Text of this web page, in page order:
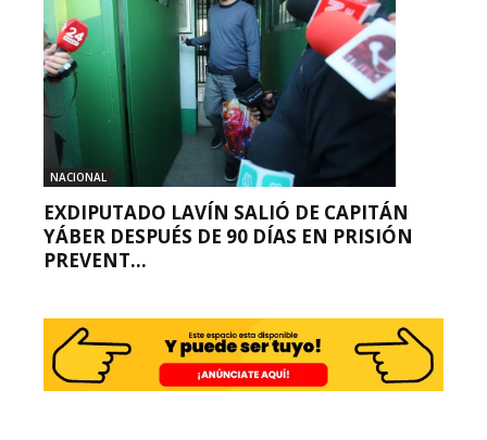
NACIONAL
EXDIPUTADO LAVÍN SALIÓ DE CAPITÁN
YÁBER DESPUÉS DE 90 DÍAS EN PRISIÓN
PREVENT...